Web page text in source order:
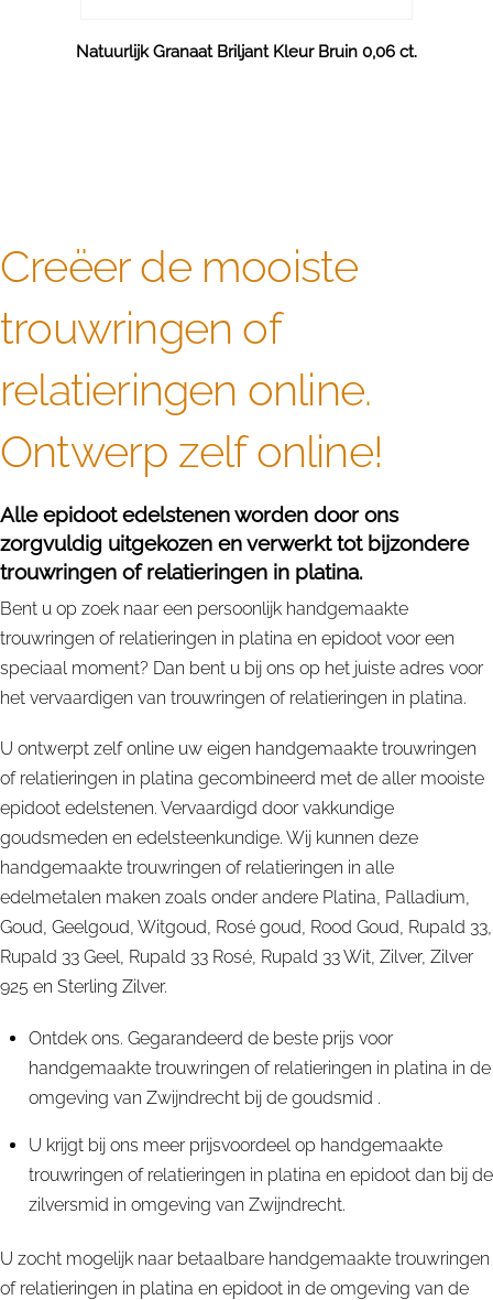
Natuurlijk Granaat Briljant Kleur Bruin 0,06 ct.
Creëer de mooiste
trouwringen of
relatieringen online.
Ontwerp zelf online!
Alle epidoot edelstenen worden door ons
zorgvuldig uitgekozen en verwerkt tot bijzondere
trouwringen of relatieringen in platina.
Bent u op zoek naar een persoonlijk handgemaakte
trouwringen of relatieringen in platina en epidoot voor een
speciaal moment? Dan bent u bij ons op het juiste adres voor
het vervaardigen van trouwringen of relatieringen in platina.
U ontwerpt zelf online uw eigen handgemaakte trouwringen
of relatieringen in platina gecombineerd met de aller mooiste
epidoot edelstenen. Vervaardigd door vakkundige
goudsmeden en edelsteenkundige. Wij kunnen deze
handgemaakte trouwringen of relatieringen in alle
edelmetalen maken zoals onder andere Platina, Palladium,
Goud, Geelgoud, Witgoud, Rosé goud, Rood Goud, Rupald 33,
Rupald 33 Geel, Rupald 33 Rosé, Rupald 33 Wit, Zilver, Zilver
925 en Sterling Zilver.
Ontdek ons. Gegarandeerd de beste prijs voor
handgemaakte trouwringen of relatieringen in platina in de
omgeving van Zwijndrecht bij de goudsmid .
U krijgt bij ons meer prijsvoordeel op handgemaakte
trouwringen of relatieringen in platina en epidoot dan bij de
zilversmid in omgeving van Zwijndrecht.
U zocht mogelijk naar betaalbare handgemaakte trouwringen
of relatieringen in platina en epidoot in de omgeving van de